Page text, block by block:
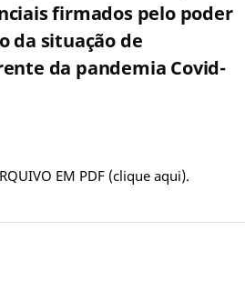
firmados pelo poder
da situação de
da pandemia Covid-
EM PDF (clique aqui).